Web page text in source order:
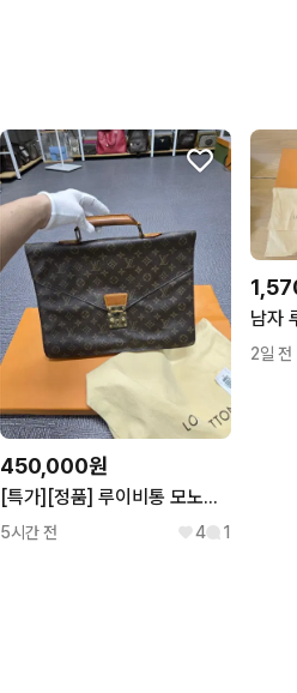
450,000원
[특가][정품] 루이비통 모노그램 몽소 브리프케이스
5시간 전 4 1
2일 전